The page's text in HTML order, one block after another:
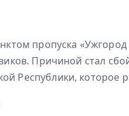
пропуска
Причиной стал
Республики, которое